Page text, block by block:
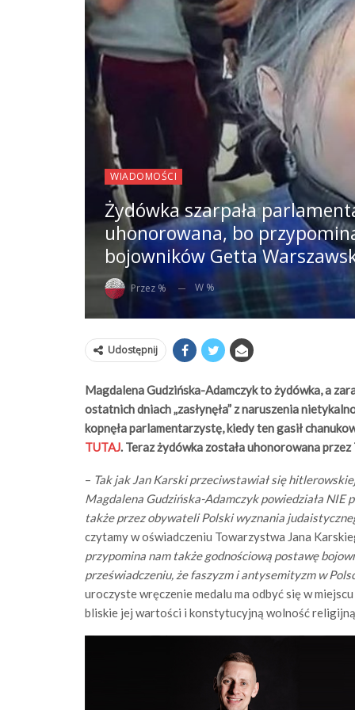
WIADOMOŚCI
Żydówka szarpała
uhonorowana, bo
bojowników Getta
Przez % W %
Udostępnij
Magdalena Gudzińska-Adamczyk to żydówka, a
ostatnich dniach „zasłynęła” z naruszenia
kopnęła parlamentarzystę, kiedy ten gasił
TUTAJ. Teraz żydówka została uhonorowana
– Tak jak Jan Karski przeciwstawiał się
Magdalena Gudzińska-Adamczyk powiedziała
także przez obywateli Polski wyznania
czytamy w oświadczeniu Towarzystwa Jana
przypomina nam także godnościową postawę
przeświadczeniu, że faszyzm i antysemityzm w
uroczyste wręczenie medalu ma odbyć się w
bliskie jej wartości i konstytucyjną wolność